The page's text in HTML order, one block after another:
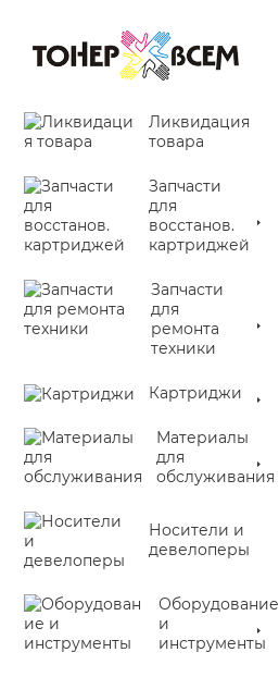
Ликвидация
товара
Запчасти
для
восстанов.
картриджей
Запчасти
для
ремонта
техники
Картриджи
Материалы
для
обслуживания
Носители и
девелоперы
Оборудование
и
инструменты